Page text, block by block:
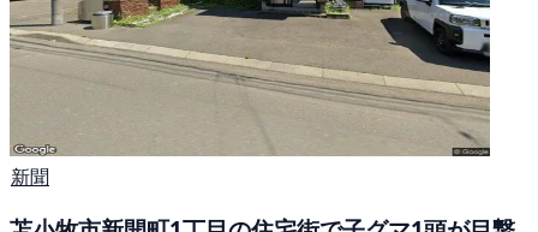
新聞